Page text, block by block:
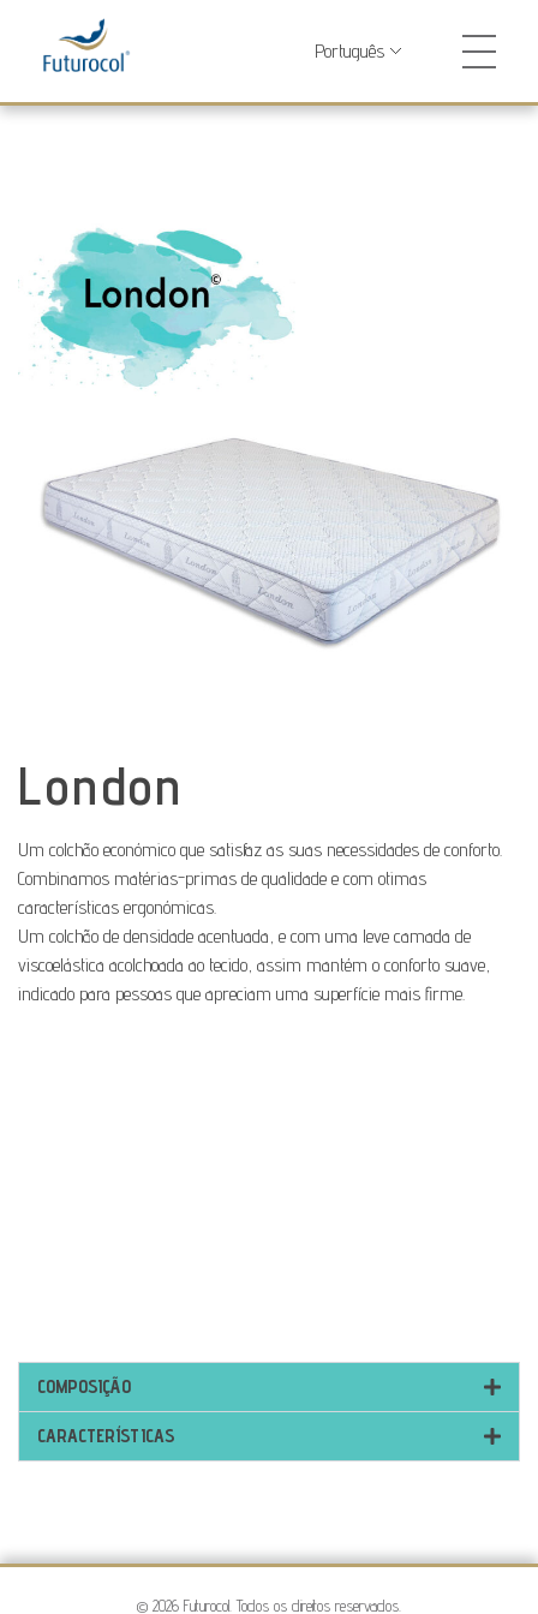
London
Um colchão económico que satisfaz as suas necessidades de conforto.
Combinamos matérias-primas de qualidade e com otimas
características ergonómicas.
Um colchão de densidade acentuada, e com uma leve camada de
viscoelástica acolchoada ao tecido, assim mantém o conforto suave,
indicado para pessoas que apreciam uma superfície mais firme.
COMPOSIÇÃO
CARACTERÍSTICAS
© 2026 Futurocol. Todos os direitos reservados.